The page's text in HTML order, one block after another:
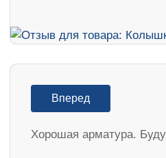
Вперед
Хорошая арматура.